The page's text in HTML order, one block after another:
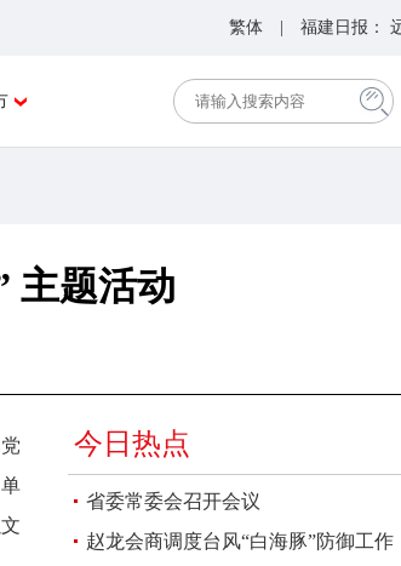
繁体 | 福建日报：
主题活动
今日热点
省委常委会召开会议
赵龙会商调度台风“白海豚”防御工作